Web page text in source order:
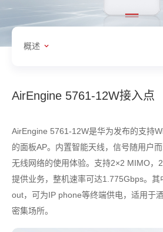
概述
AirEngine 5761-12W接入点
AirEngine 5761-12W是华为发布的支持
的面板AP。内置智能天线，信号随用户
无线网络的使用体验。支持2×2 MIMO，
提供业务，整机速率可达1.775Gbps。
out，可为IP phone等终端供电，适用于
密集场所。